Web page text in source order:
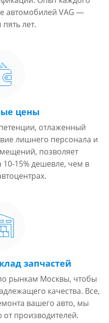
автомобилей VAG —
лет.
цены
отлаженный
лишнего персонала и
позволяет
10-15% дешевле, чем в
запчастей
рынкам Москвы, чтобы
качества. Все,
вашего авто, мы
производителей.